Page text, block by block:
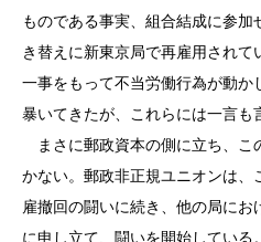
ものである事実、組合結成に参加
き替えに新東京局で再雇用され
一事をもって不当労働行為が動か
暴いてきたが、これらには一言も
まさに郵政資本の側に立ち、こ
かない。郵政非正規ユニオンは
雇撤回の闘いに続き、他の局に
に申し立て、闘いを開始している